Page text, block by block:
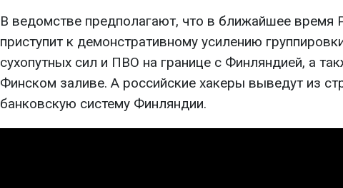
В ведомстве предполагают, что в ближайшее время
приступит к демонстративному усилению
сухопутных сил и ПВО на границе с Финляндией, а
Финском заливе. А российские хакеры выведут из
банковскую систему Финляндии.